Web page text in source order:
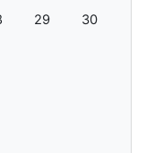
26. avgust
četrtek, 27. avgust
dogodkov, petek, 28.
Ni dogodkov,
29 Ni
30